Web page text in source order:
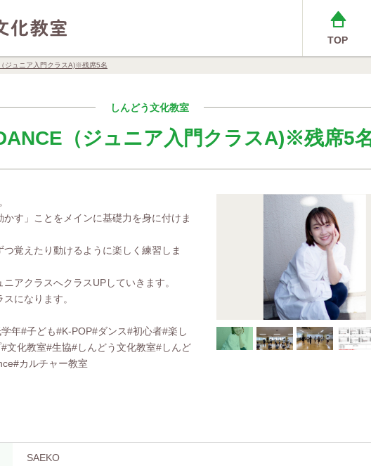
TOP
ジュニア入門クラスA)※残席5名
しんどう文化教室
（ジュニア入門クラスA)※残席5
かす」ことをメインに基礎力を身に付けま
つ覚えたり動けるように楽しく練習しま
アクラスへクラスUPしていきます。
になります。
年#子ども#K-POP#ダンス#初心者#楽し
文化教室#生協#しんどう文化教室#しんど
カルチャー教室
SAEKO